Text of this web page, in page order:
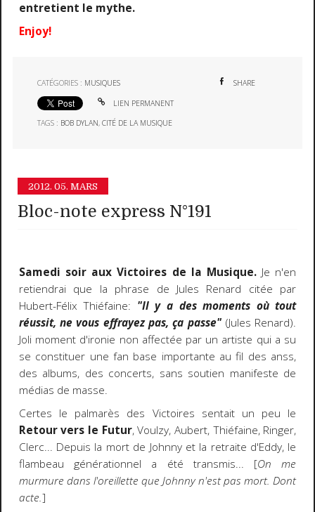
entretient le mythe.
Enjoy!
CATÉGORIES : MUSIQUES SHARE
LIEN PERMANENT
TAGS : BOB DYLAN,CITÉ DE LA MUSIQUE
2012. 05. MARS
Bloc-note express N°191
Samedi soir aux Victoires de la Musique.Je n'en
retiendrai que la phrase de Jules Renard citée par
Hubert-Félix Thiéfaine: "Il y a des moments où tout
réussit, ne vous effrayez pas, ça passe"(Jules Renard).
Joli moment d'ironie non affectée par un artiste qui a su
se constituer une fan base importante au fil des anss,
des albums, des concerts, sans soutien manifeste de
médias de masse.
Certes le palmarès des Victoires sentait un peu le
Retour vers le Futur, Voulzy, Aubert, Thiéfaine, Ringer,
Clerc... Depuis la mort de Johnny et la retraite d'Eddy, le
flambeau générationnel a été transmis... [On me
murmure dans l'oreillette que Johnny n'est pas mort. Dont
acte.]